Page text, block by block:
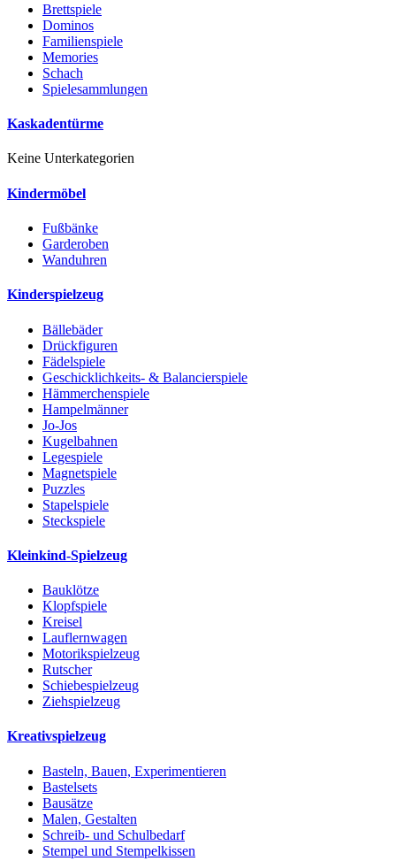
Brettspiele
Dominos
Familienspiele
Memories
Schach
Spielesammlungen
Kaskadentürme
Keine Unterkategorien
Kindermöbel
Fußbänke
Garderoben
Wanduhren
Kinderspielzeug
Bällebäder
Drückfiguren
Fädelspiele
Geschicklichkeits- & Balancierspiele
Hämmerchenspiele
Hampelmänner
Jo-Jos
Kugelbahnen
Legespiele
Magnetspiele
Puzzles
Stapelspiele
Steckspiele
Kleinkind-Spielzeug
Bauklötze
Klopfspiele
Kreisel
Lauflernwagen
Motorikspielzeug
Rutscher
Schiebespielzeug
Ziehspielzeug
Kreativspielzeug
Basteln, Bauen, Experimentieren
Bastelsets
Bausätze
Malen, Gestalten
Schreib- und Schulbedarf
Stempel und Stempelkissen